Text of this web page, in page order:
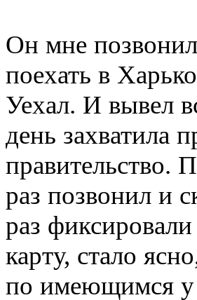
Он мне
поехать в
Уехал. И вывел
день захватила
правительство.
раз позвонил и
раз
карту, стало
по имеющимся у